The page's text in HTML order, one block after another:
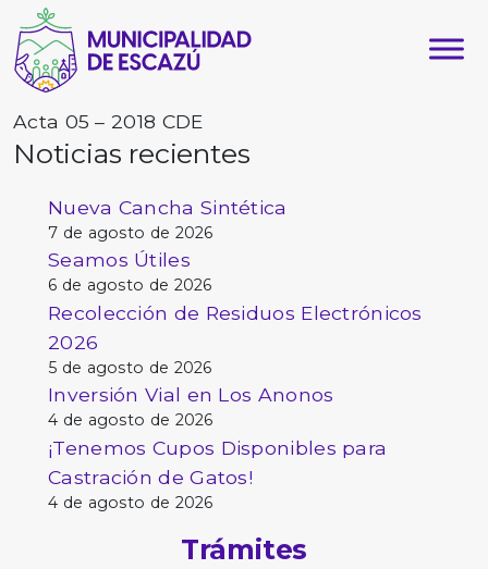
Acta 05 – 2018 CDE
Noticias recientes
Nueva Cancha Sintética
7 de agosto de 2026
Seamos Útiles
6 de agosto de 2026
Recolección de Residuos Electrónicos
2026
5 de agosto de 2026
Inversión Vial en Los Anonos
4 de agosto de 2026
¡Tenemos Cupos Disponibles para
Castración de Gatos!
4 de agosto de 2026
Trámites